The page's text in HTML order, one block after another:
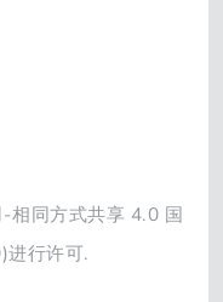
相同方式共享 4.0 国
进行许可.